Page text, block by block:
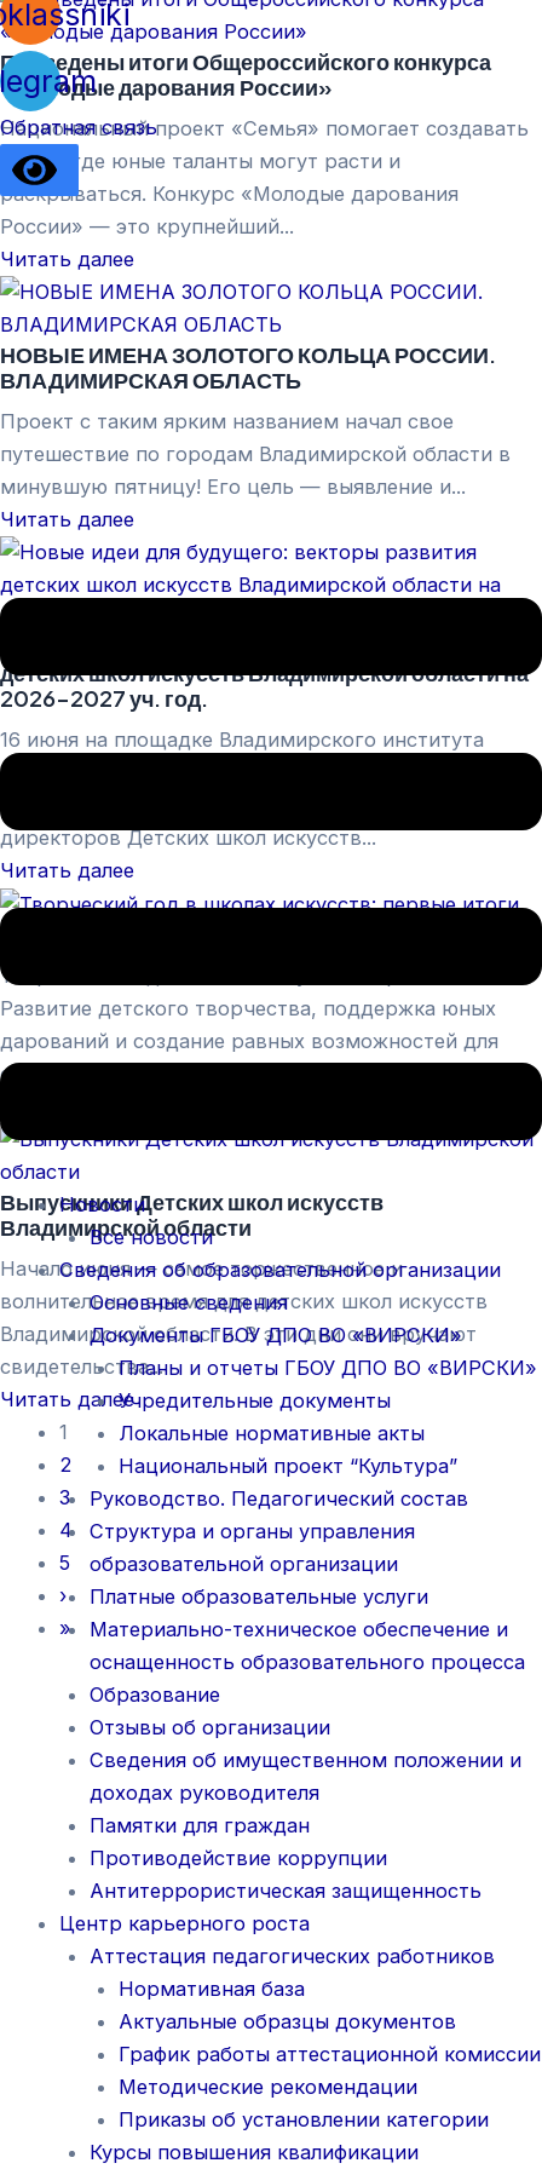
Обратная связь
Новости
Все новости
Сведения об образовательной организации
Основные сведения
Документы ГБОУ ДПО ВО «ВИРСКИ»
Планы и отчеты ГБОУ ДПО ВО «ВИРСКИ»
Учредительные документы
Локальные нормативные акты
Национальный проект “Культура”
Руководство. Педагогический состав
Структура и органы управления
образовательной организации
Платные образовательные услуги
Материально-техническое обеспечение и
оснащенность образовательного процесса
Образование
Отзывы об организации
Сведения об имущественном положении и
доходах руководителя
Памятки для граждан
Противодействие коррупции
Антитеррористическая защищенность
Центр карьерного роста
Аттестация педагогических работников
Нормативная база
Актуальные образцы документов
График работы аттестационной комиссии
Методические рекомендации
Приказы об установлении категории
Курсы повышения квалификации
Подведены итоги Общероссийского конкурса
«Молодые дарования России»
Национальный проект «Семья» помогает создавать
среду, где юные таланты могут расти и
раскрываться. Конкурс «Молодые дарования
России» — это крупнейший...
Читать далее
НОВЫЕ ИМЕНА ЗОЛОТОГО КОЛЬЦА РОССИИ.
ВЛАДИМИРСКАЯ ОБЛАСТЬ
Проект с таким ярким названием начал свое
путешествие по городам Владимирской области в
минувшую пятницу! Его цель — выявление и...
Читать далее
детских школ искусств Владимирской области на
2026–2027 уч. год.
16 июня на площадке Владимирского института
развития сферы культуры и искусства состоялось
директоров Детских школ искусств...
Читать далее
Творческий год в школах искусств: первые итоги
Творческий год в школах искусств: первые итоги
Развитие детского творчества, поддержка юных
дарований и создание равных возможностей для
самореализации детей...
Выпускники Детских школ искусств
Владимирской области
Начало июня — самое торжественное и
волнительное время для детских школ искусств
Владимирской области. В эти дни они вручают
свидетельства...
Читать далее
1
2
3
4
5
›
»